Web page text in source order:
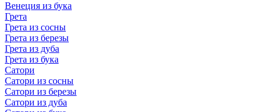
Венеция из бука
Грета
Грета из сосны
Грета из березы
Грета из дуба
Грета из бука
Сатори
Сатори из сосны
Сатори из березы
Сатори из дуба